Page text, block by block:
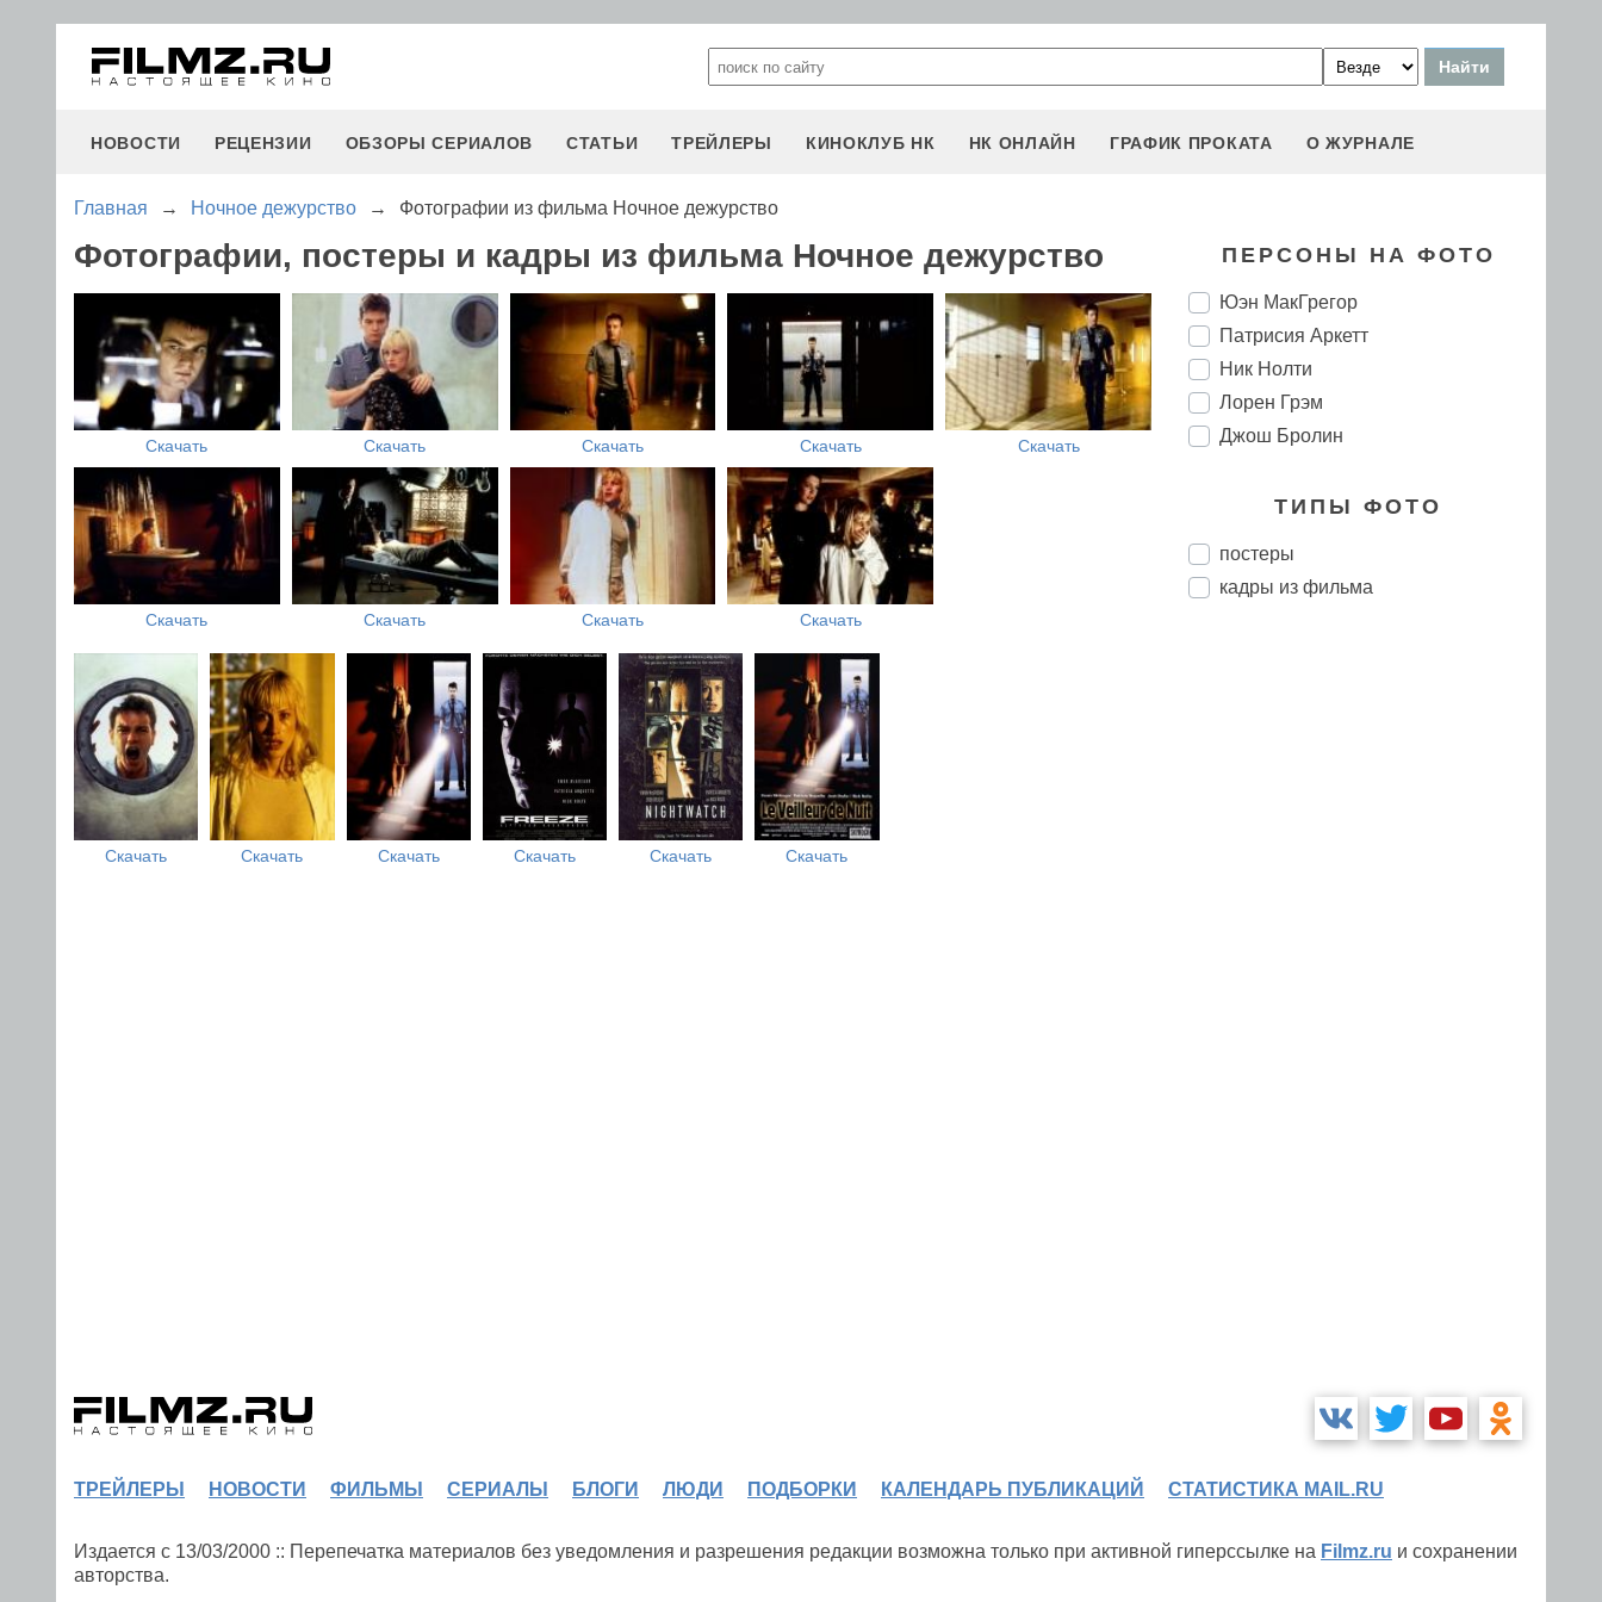
НОВОСТИ РЕЦЕНЗИИ ОБЗОРЫ СЕРИАЛОВ СТАТЬИ ТРЕЙЛЕРЫ КИНОКЛУБ НК НК ОНЛАЙН ГРАФИК ПРОКАТА О ЖУРНАЛЕ
Главная → Ночное дежурство → Фотографии из фильма Ночное дежурство
Фотографии, постеры и кадры из фильма Ночное дежурство
Скачать Скачать Скачать Скачать Скачать
Скачать Скачать Скачать Скачать
Скачать Скачать Скачать Скачать Скачать Скачать
ПЕРСОНЫ НА ФОТО
Юэн МакГрегор
Патрисия Аркетт
Ник Нолти
Лорен Грэм
Джош Бролин
ТИПЫ ФОТО
постеры
кадры из фильма
ТРЕЙЛЕРЫ НОВОСТИ ФИЛЬМЫ СЕРИАЛЫ БЛОГИ ЛЮДИ ПОДБОРКИ КАЛЕНДАРЬ ПУБЛИКАЦИЙ СТАТИСТИКА MAIL.RU
Издается с 13/03/2000 :: Перепечатка материалов без уведомления и разрешения редакции возможна только при активной гиперссылке на Filmz.ru и сохранении
авторства.